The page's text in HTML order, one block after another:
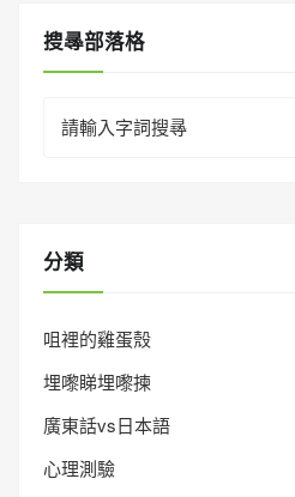
搜㝷部落格
for:
分類
咀裡的雞蛋殼
埋嚟睇埋嚟揀
廣東話vs日本語
心理測驗